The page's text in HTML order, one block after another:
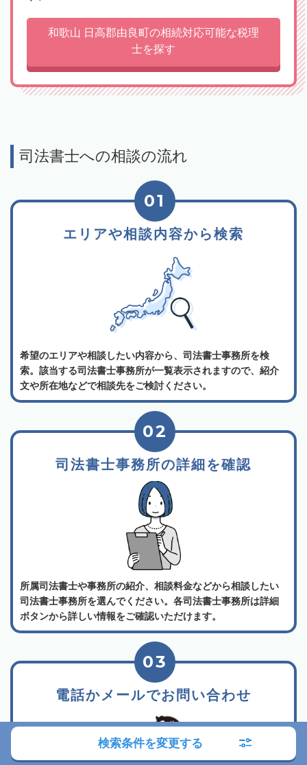
和歌山 日高郡由良町の相続対応可能な税理
士を探す
司法書士への相談の流れ
エリアや相談内容から検索
01
希望のエリアや相談したい内容から、司法書士事務所を検
索。該当する司法書士事務所が一覧表示されますので、紹介
文や所在地などで相談先をご検討ください。
司法書士事務所の詳細を確認
02
所属司法書士や事務所の紹介、相談料金などから相談したい
司法書士事務所を選んでください。各司法書士事務所は詳細
ボタンから詳しい情報をご確認いただけます。
電話かメールでお問い合わせ
03
検索条件を変更する